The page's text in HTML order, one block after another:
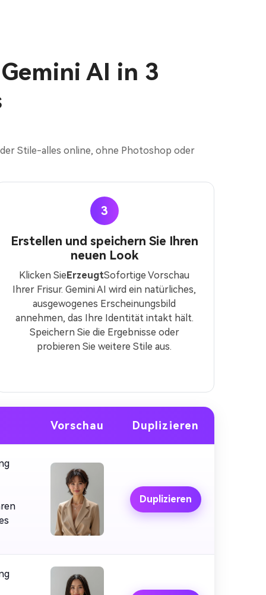
AI in 3
Stile-alles online, ohne Photoshop oder
3
Erstellen und speichern Sie Ihren
neuen Look
Klicken SieErzeugtSofortige Vorschau
Ihrer Frisur. Gemini AI wird ein natürliches,
ausgewogenes Erscheinungsbild
annehmen, das Ihre Identität intakt hält.
Speichern Sie die Ergebnisse oder
probieren Sie weitere Stile aus.
Vorschau Duplizieren
Duplizieren